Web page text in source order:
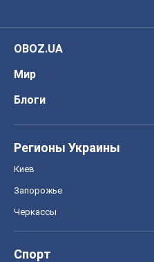
OBOZ.UA
Мир
Блоги
Регионы Украины
Киев
Запорожье
Черкассы
Спорт